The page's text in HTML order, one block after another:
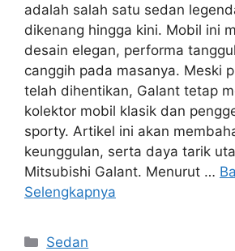
adalah salah satu sedan
dikenang hingga kini. Mobil ini
desain elegan, performa
canggih pada masanya. Meski
telah dihentikan, Galant tetap
kolektor mobil klasik dan
sporty. Artikel ini akan
keunggulan, serta daya tarik
Mitsubishi Galant. Menurut …
Selengkapnya
Kategori
Sedan